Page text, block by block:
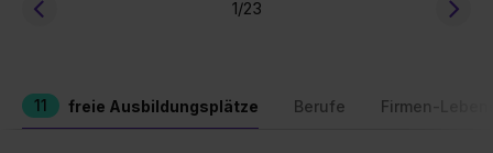
1/23
11 freie Ausbildungsplätze Berufe Firmen-